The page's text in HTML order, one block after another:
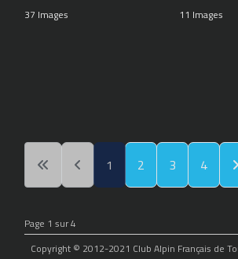
37 Images 11 Images
1 2 3 4
Page 1 sur 4
Copyright © 2012-2021 Club Alpin Français de